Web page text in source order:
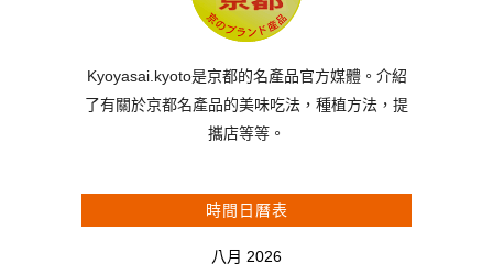
Kyoyasai.kyoto是京都的名產品官方媒體。介紹
了有關於京都名產品的美味吃法，種植方法，提
攜店等等。
時間日曆表
八月 2026